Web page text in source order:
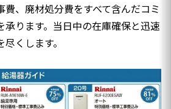
費、廃材処分費をすべて含んだコミ
承ります。当日中の在庫確保と迅速
くします。